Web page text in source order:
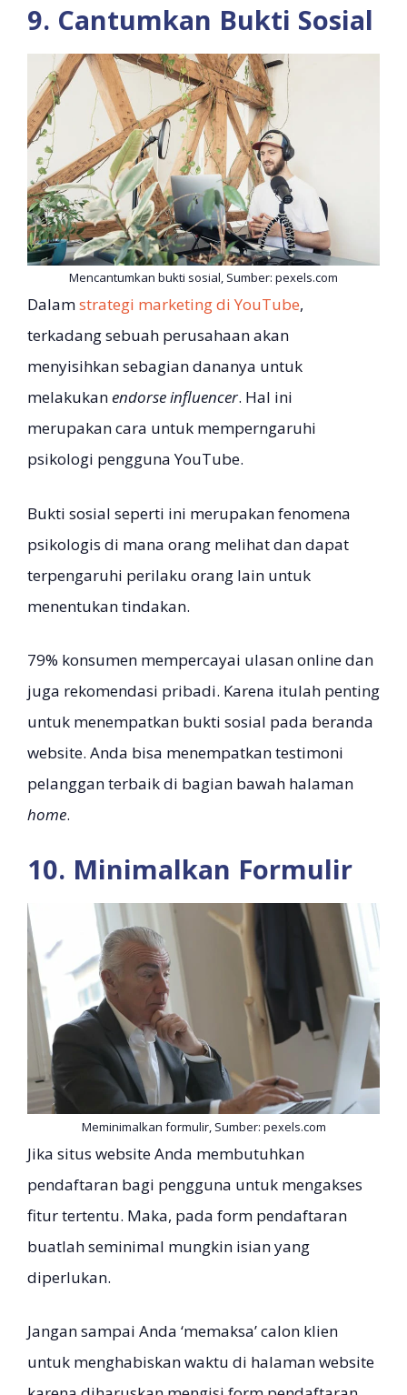
9. Cantumkan Bukti Sosial
Mencantumkan bukti sosial, Sumber: pexels.com
Dalamstrategi marketing di YouTube,
terkadang sebuah perusahaan akan
menyisihkan sebagian dananya untuk
melakukanendorse influencer. Hal ini
merupakan cara untuk memperngaruhi
psikologi pengguna YouTube.
Bukti sosial seperti ini merupakan fenomena
psikologis di mana orang melihat dan dapat
terpengaruhi perilaku orang lain untuk
menentukan tindakan.
79% konsumen mempercayai ulasan online dan
juga rekomendasi pribadi. Karena itulah penting
untuk menempatkan bukti sosial pada beranda
website. Anda bisa menempatkan testimoni
pelanggan terbaik di bagian bawah halaman
home.
10. Minimalkan Formulir
Meminimalkan formulir, Sumber: pexels.com
Jika situs website Anda membutuhkan
pendaftaran bagi pengguna untuk mengakses
fitur tertentu. Maka, pada form pendaftaran
buatlah seminimal mungkin isian yang
diperlukan.
Jangan sampai Anda ‘memaksa’ calon klien
untuk menghabiskan waktu di halaman website